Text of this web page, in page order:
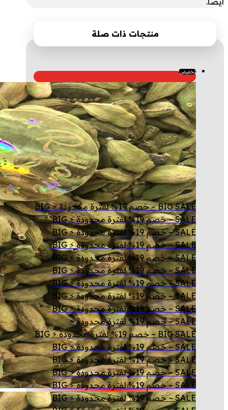
منتجات ذات صلة
تخفيض!
BIG SALE – خصم 19% لفترة محدودة ⚡ BIG
SALE – خصم 19% لفترة محدودة ⚡ BIG
SALE – خصم 19% لفترة محدودة ⚡ BIG
SALE – خصم 19% لفترة محدودة ⚡ BIG
SALE – خصم 19% لفترة محدودة ⚡ BIG
SALE – خصم 19% لفترة محدودة ⚡ BIG
SALE – خصم 19% لفترة محدودة ⚡ BIG
SALE – خصم 19% لفترة محدودة ⚡ BIG
SALE – خصم 19% لفترة محدودة ⚡ BIG
SALE – خصم 19% لفترة محدودة ⚡
BIG SALE – خصم 19% لفترة محدودة ⚡ BIG
SALE – خصم 19% لفترة محدودة ⚡ BIG
SALE – خصم 19% لفترة محدودة ⚡ BIG
SALE – خصم 19% لفترة محدودة ⚡ BIG
SALE – خصم 19% لفترة محدودة ⚡ BIG
SALE – خصم 19% لفترة محدودة ⚡ BIG